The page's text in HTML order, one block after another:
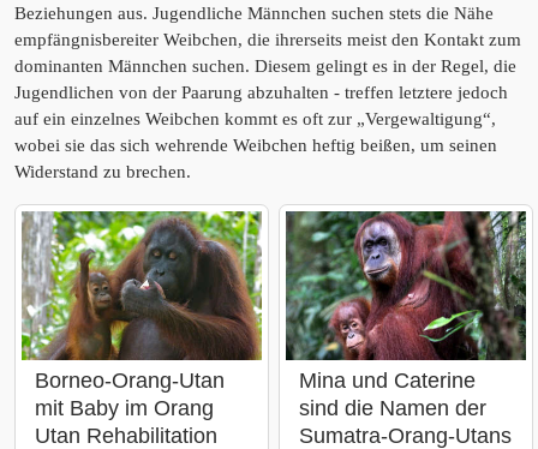
Beziehungen aus. Jugendliche Männchen suchen stets die Nähe
empfängnisbereiter Weibchen, die ihrerseits meist den Kontakt zum
dominanten Männchen suchen. Diesem gelingt es in der Regel, die
Jugendlichen von der Paarung abzuhalten - treffen letztere jedoch
auf ein einzelnes Weibchen kommt es oft zur „Vergewaltigung“,
wobei sie das sich wehrende Weibchen heftig beißen, um seinen
Widerstand zu brechen.
Borneo-Orang-Utan
mit Baby im Orang
Utan Rehabilitation
Mina und Caterine
sind die Namen der
Sumatra-Orang-Utans